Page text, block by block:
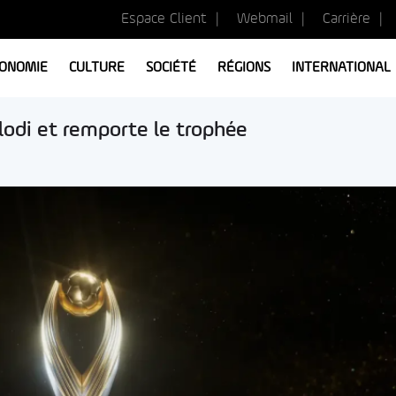
Espace Client Webmail Carrière
CULTURE SOCIÉTÉ RÉGIONS INTERNATIONAL
et remporte le trophée